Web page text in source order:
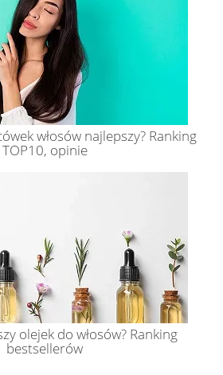
włosów najlepszy? Ranking
TOP10, opinie
olejek do włosów? Ranking
bestsellerów